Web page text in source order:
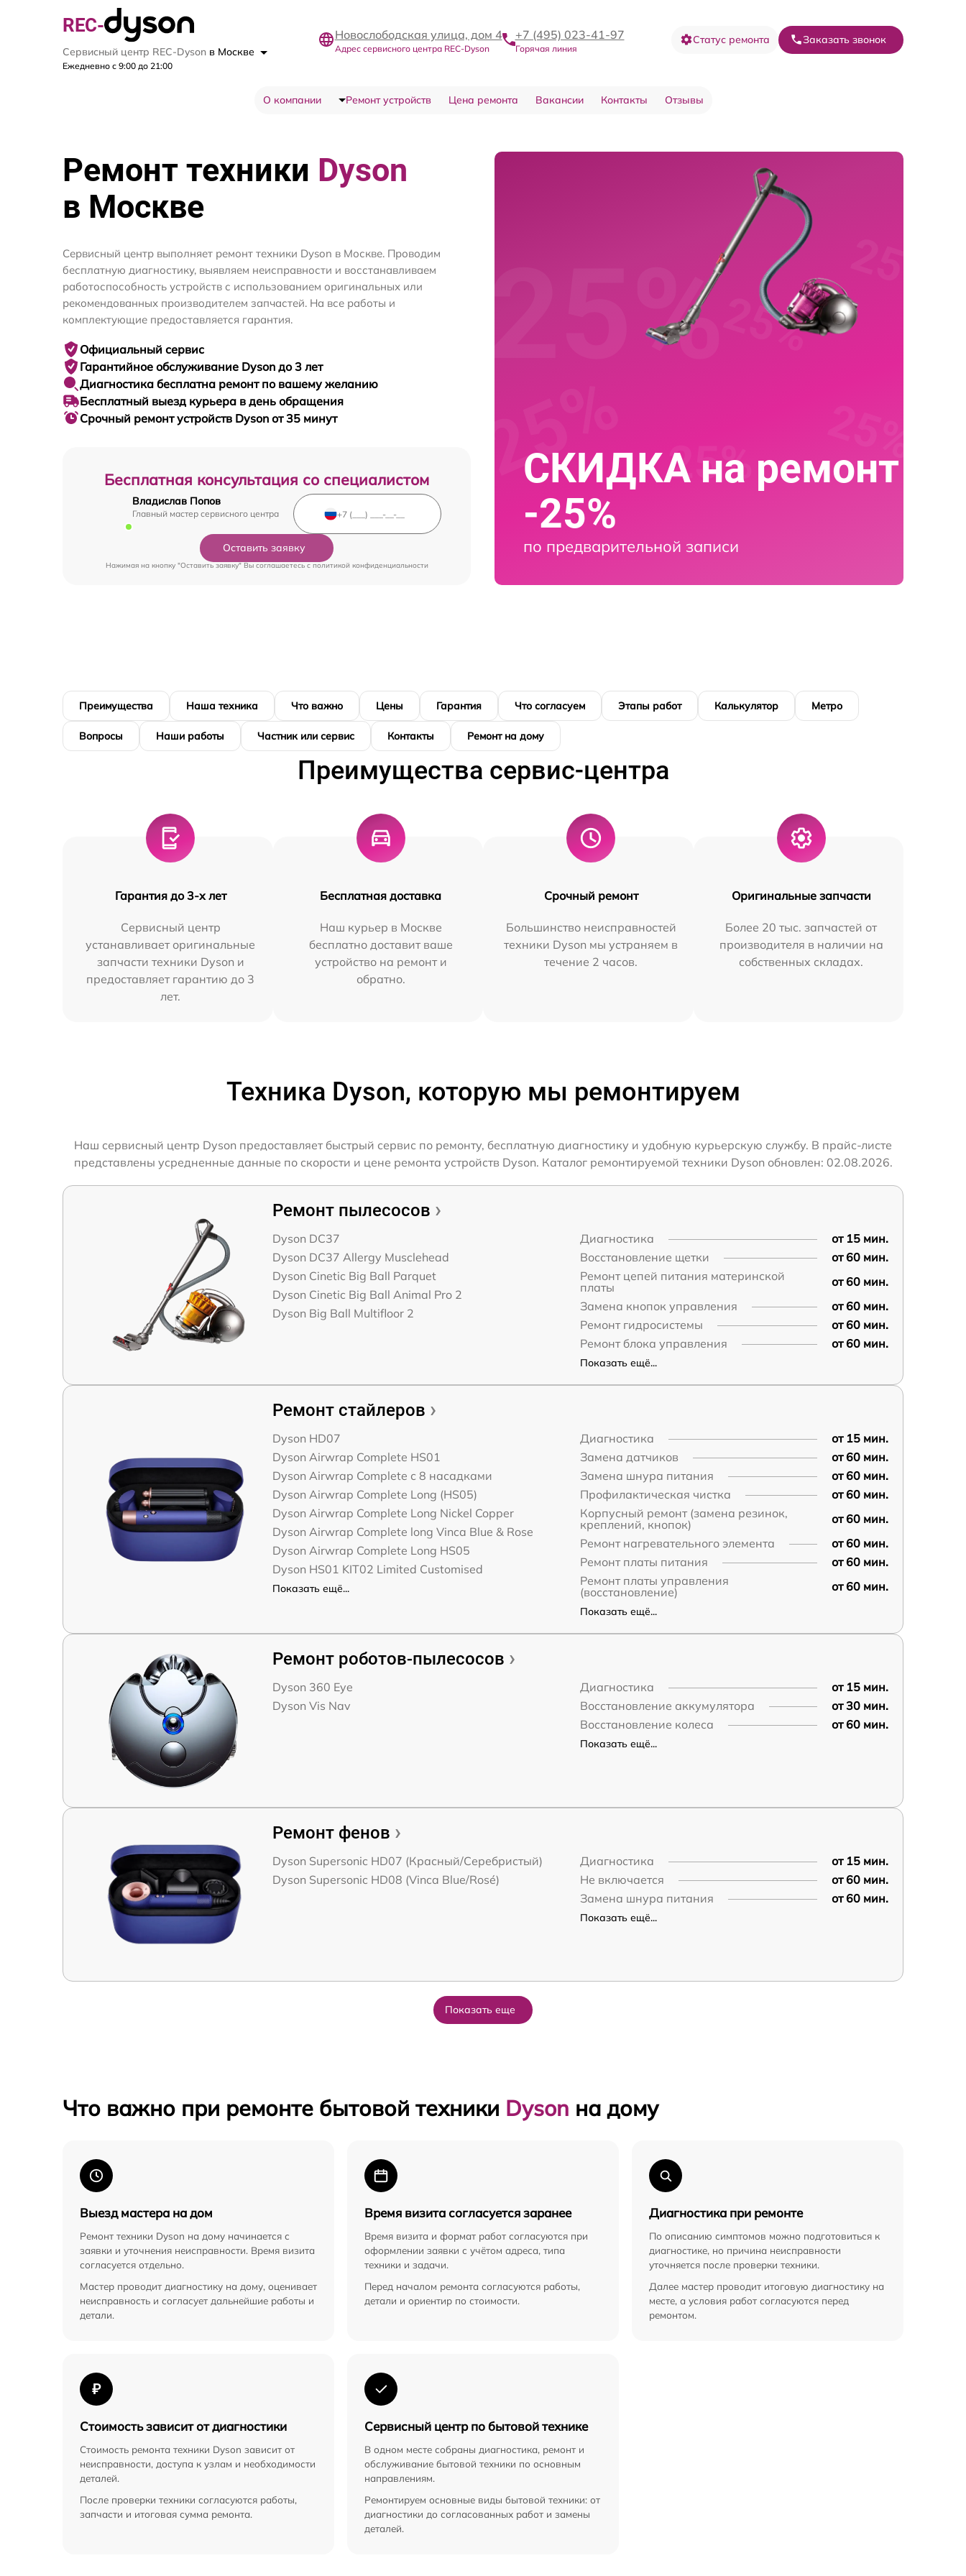
REC-
Сервисный центр REC-Dyson в Москве
Ежедневно с 9:00 до 21:00
Новослободская улица, дом 4
Адрес сервисного центра REC-Dyson
+7 (495) 023-41-97
Горячая линия
Статус ремонта Заказать звонок
О компании Ремонт устройств Цена ремонта Вакансии Контакты Отзывы
Ремонт техники Dyson
в Москве
Бесплатная консультация со специалистом
Владислав Попов
Главный мастер сервисного центра
Оставить заявку
Нажимая на кнопку "Оставить заявку" Вы соглашаетесь cполитикой конфиденциальности
Сервисный центр выполняет ремонт техники Dyson в Москве. Проводим
бесплатную диагностику, выявляем неисправности и восстанавливаем
работоспособность устройств с использованием оригинальных или
рекомендованных производителем запчастей. На все работы и
комплектующие предоставляется гарантия.
Официальный сервис
Гарантийное обслуживание Dyson до 3 лет
Диагностика бесплатна ремонт по вашему желанию
Бесплатный выезд курьера в день обращения
Срочный ремонтустройств Dyson от 35 минут
СКИДКА на ремонт
-25%
по предварительной записи
Преимущества Наша техника Что важно Цены Гарантия Что согласуем Этапы работ Калькулятор Метро
Вопросы Наши работы Частник или сервис Контакты Ремонт на дому
Преимущества сервис-центра
Гарантия до 3-х лет
Сервисный центр
устанавливает оригинальные
запчасти техники Dyson и
предоставляет гарантию до 3
лет.
Бесплатная доставка
Наш курьер в Москве
бесплатно доставит ваше
устройство на ремонт и
обратно.
Срочный ремонт
Большинство неисправностей
техники Dyson мы устраняем в
течение 2 часов.
Оригинальные запчасти
Более 20 тыс. запчастей от
производителя в наличии на
собственных складах.
Техника Dyson, которую мы ремонтируем
Наш сервисный центр Dyson предоставляет быстрый сервис по ремонту, бесплатную диагностику и удобную курьерскую службу. В прайс-листе
представлены усредненные данные по скорости и цене ремонта устройств Dyson. Каталог ремонтируемой техники Dyson обновлен: 02.08.2026.
Ремонт пылесосов
Dyson DC37
Dyson DC37 Allergy Musclehead
Dyson Cinetic Big Ball Parquet
Dyson Cinetic Big Ball Animal Pro 2
Dyson Big Ball Multifloor 2
Диагностика
от 15 мин.
Восстановление щетки
от 60 мин.
Ремонт цепей питания материнской
платы
от 60 мин.
Замена кнопок управления
от 60 мин.
Ремонт гидросистемы
от 60 мин.
Ремонт блока управления
от 60 мин.
Показать ещё...
Ремонт стайлеров
Dyson HD07
Dyson Airwrap Complete HS01
Dyson Airwrap Complete с 8 насадками
Dyson Airwrap Complete Long (HS05)
Dyson Airwrap Complete Long Nickel Copper
Dyson Airwrap Complete long Vinca Blue & Rose
Dyson Airwrap Complete Long HS05
Dyson HS01 KIT02 Limited Customised
Показать ещё...
Диагностика
от 15 мин.
Замена датчиков
от 60 мин.
Замена шнура питания
от 60 мин.
Профилактическая чистка
от 60 мин.
Корпусный ремонт (замена резинок,
креплений, кнопок)
от 60 мин.
Ремонт нагревательного элемента
от 60 мин.
Ремонт платы питания
от 60 мин.
Ремонт платы управления
(восстановление)
от 60 мин.
Показать ещё...
Ремонт роботов-пылесосов
Dyson 360 Eye
Dyson Vis Nav
Диагностика
от 15 мин.
Восстановление аккумулятора
от 30 мин.
Восстановление колеса
от 60 мин.
Показать ещё...
Ремонт фенов
Dyson Supersonic HD07 (Красный/Серебристый)
Dyson Supersonic HD08 (Vinca Blue/Rosé)
Диагностика
от 15 мин.
Не включается
от 60 мин.
Замена шнура питания
от 60 мин.
Показать ещё...
Показать еще
Что важно при ремонте бытовой техники Dyson на дому
Выезд мастера на дом
Ремонт техники Dyson на дому начинается с
заявки и уточнения неисправности. Время визита
согласуется отдельно.
Мастер проводит диагностику на дому, оценивает
неисправность и согласует дальнейшие работы и
детали.
Время визита согласуется заранее
Время визита и формат работ согласуются при
оформлении заявки с учётом адреса, типа
техники и задачи.
Перед началом ремонта согласуются работы,
детали и ориентир по стоимости.
Диагностика при ремонте
По описанию симптомов можно подготовиться к
диагностике, но причина неисправности
уточняется после проверки техники.
Далее мастер проводит итоговую диагностику на
месте, а условия работ согласуются перед
ремонтом.
₽
Стоимость зависит от диагностики
Стоимость ремонта техники Dyson зависит от
неисправности, доступа к узлам и необходимости
деталей.
После проверки техники согласуются работы,
запчасти и итоговая сумма ремонта.
Сервисный центр по бытовой технике
В одном месте собраны диагностика, ремонт и
обслуживание бытовой техники по основным
направлениям.
Ремонтируем основные виды бытовой техники: от
диагностики до согласованных работ и замены
деталей.